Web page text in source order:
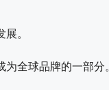
。
为全球品牌的一部分